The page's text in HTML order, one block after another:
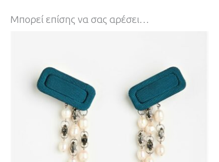
Μπορεί επίσης να σας αρέσει…